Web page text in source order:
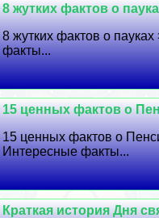
8 жутких фактов о
8 жутких фактов о
факты...
15 ценных фактов о
15 ценных фактов о
Интересные факты...
Краткая история Дня